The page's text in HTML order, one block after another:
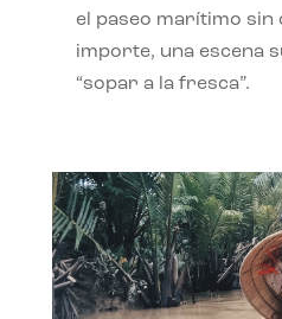
el paseo marítimo sin
importe, una escena
“sopar a la fresca”.